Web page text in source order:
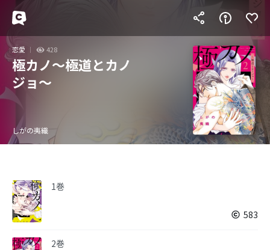
恋愛 428
極カノ～極道とカノ
ジョ～
しがの夷織
1巻
583
2巻